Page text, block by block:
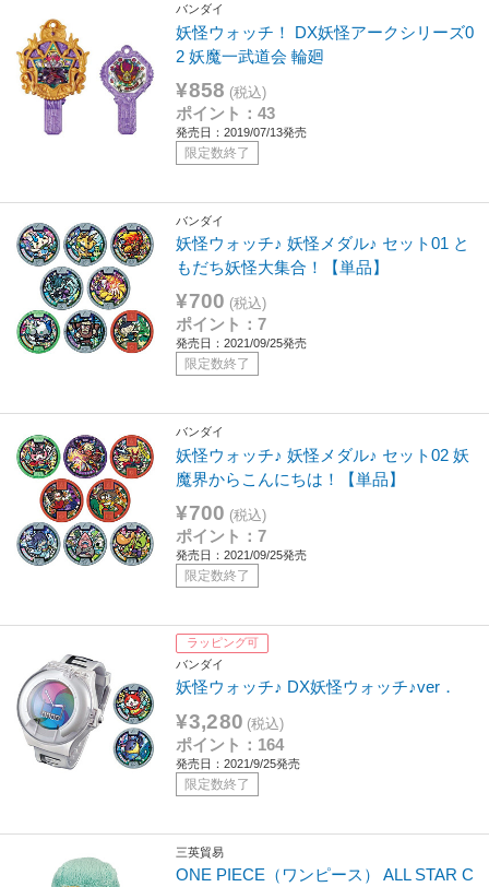
バンダイ
妖怪ウォッチ！ DX妖怪アークシリーズ0
2 妖魔一武道会 輪廻
¥858 (税込)
ポイント：43
発売日：2019/07/13発売
限定数終了
バンダイ
妖怪ウォッチ♪ 妖怪メダル♪ セット01 と
もだち妖怪大集合！【単品】
¥700 (税込)
ポイント：7
発売日：2021/09/25発売
限定数終了
バンダイ
妖怪ウォッチ♪ 妖怪メダル♪ セット02 妖
魔界からこんにちは！【単品】
¥700 (税込)
ポイント：7
発売日：2021/09/25発売
限定数終了
ラッピング可
バンダイ
妖怪ウォッチ♪ DX妖怪ウォッチ♪ver．
¥3,280 (税込)
ポイント：164
発売日：2021/9/25発売
限定数終了
三英貿易
ONE PIECE（ワンピース） ALL STAR C